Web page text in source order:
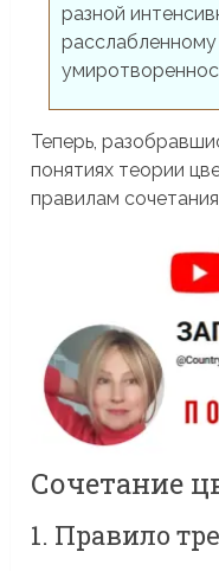
разной
Теперь,
понятиях теории
правилам
Сочетание
1. Правило